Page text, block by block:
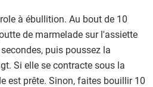
à ébullition. Au bout de 10
de marmelade sur l'assiette
puis poussez la
Si elle se contracte sous la
est prête. Sinon, faites bouillir 10